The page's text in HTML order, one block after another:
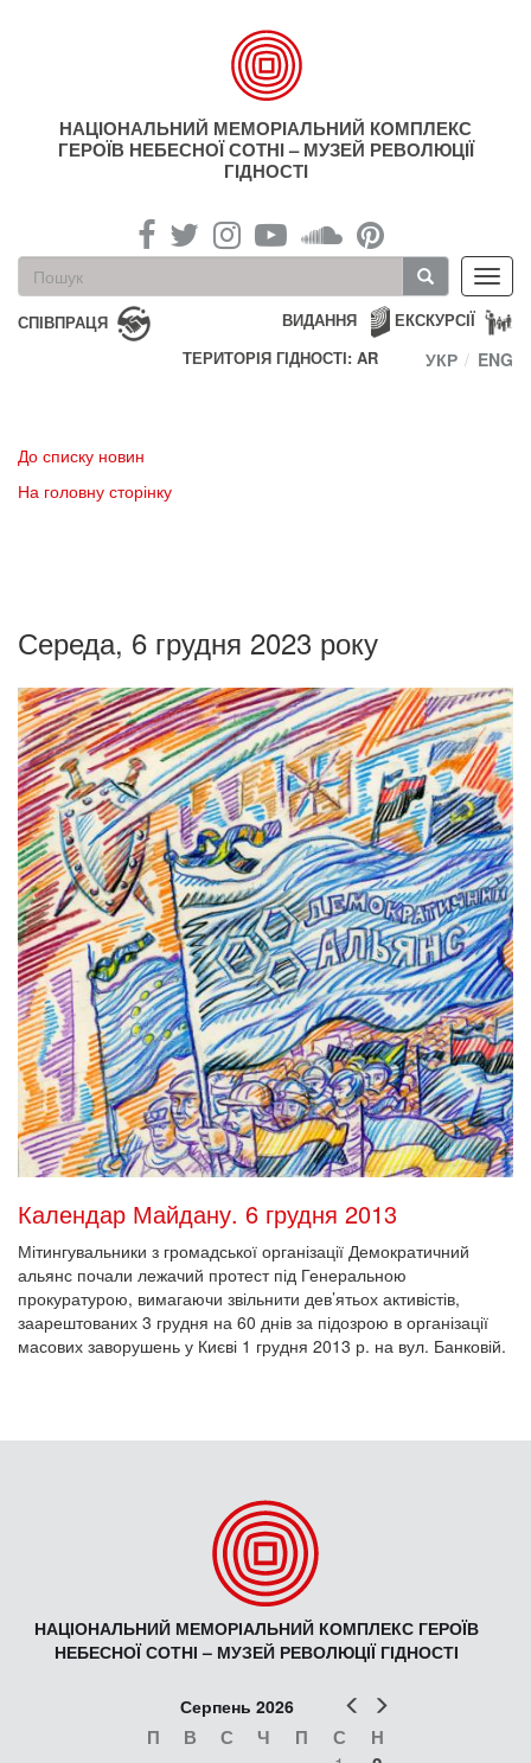
НАЦІОНАЛЬНИЙ МЕМОРІАЛЬНИЙ КОМПЛЕКС
ГЕРОЇВ НЕБЕСНОЇ СОТНІ – МУЗЕЙ РЕВОЛЮЦІЇ
ГІДНОСТІ
Пошукова
форма
Пошук
СПІВПРАЦЯ ЕКСКУРСІЇ
ВИДАННЯ
ТЕРИТОРІЯ ГІДНОСТІ: AR
УКР ENG
До списку новин
На головну сторінку
Середа, 6 грудня 2023 року
Календар Майдану. 6 грудня 2013
Мітингувальники з громадської організації Демократичний
альянс почали лежачий протест під Генеральною
прокуратурою, вимагаючи звільнити дев’ятьох активістів,
заарештованих 3 грудня на 60 днів за підозрою в організації
масових заворушень у Києві 1 грудня 2013 р. на вул. Банковій.
НАЦІОНАЛЬНИЙ МЕМОРІАЛЬНИЙ КОМПЛЕКС ГЕРОЇВ
НЕБЕСНОЇ СОТНІ – МУЗЕЙ РЕВОЛЮЦІЇ ГІДНОСТІ
Попер
Серпень 2026
П В С Ч П С Н